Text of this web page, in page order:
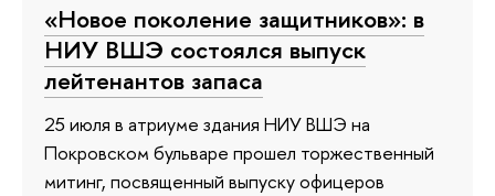
«Новое поколение защитников»: в
НИУ ВШЭ состоялся выпуск
лейтенантов запаса
25 июля в атриуме здания НИУ ВШЭ на
Покровском бульваре прошел торжественный
митинг, посвященный выпуску офицеров